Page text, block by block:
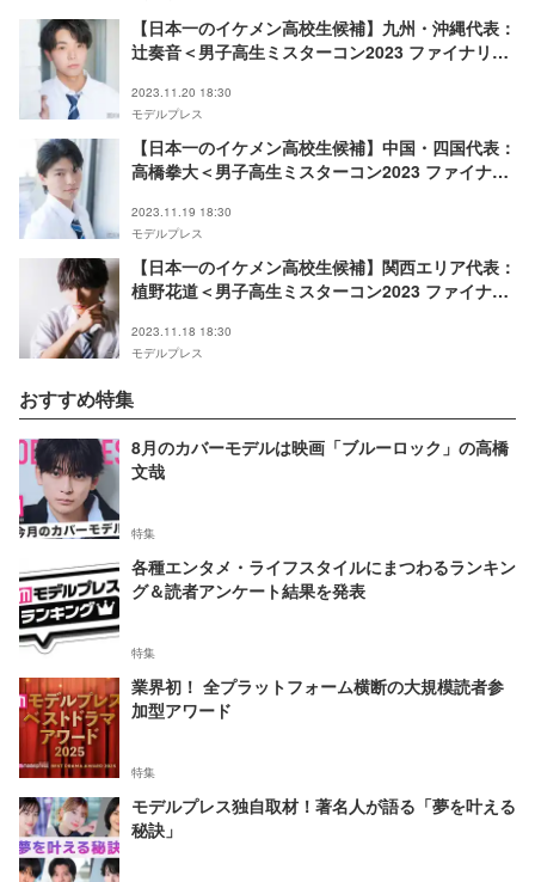
【日本一のイケメン高校生候補】九州・沖縄代表：
辻奏音＜男子高生ミスターコン2023 ファイナリス
2023.11.20 18:30
モデルプレス
【日本一のイケメン高校生候補】中国・四国代表：
高橋拳大＜男子高生ミスターコン2023 ファイナリ
2023.11.19 18:30
モデルプレス
【日本一のイケメン高校生候補】関西エリア代表：
植野花道＜男子高生ミスターコン2023 ファイナリ
2023.11.18 18:30
モデルプレス
おすすめ特集
8月のカバーモデルは映画「ブルーロック」の高橋
文哉
特集
各種エンタメ・ライフスタイルにまつわるランキン
グ＆読者アンケート結果を発表
特集
業界初！ 全プラットフォーム横断の大規模読者参
加型アワード
特集
モデルプレス独自取材！著名人が語る「夢を叶える
秘訣」